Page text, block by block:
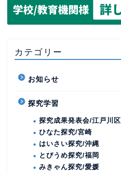
カテゴリー
お知らせ
探究学習
探究成果発表会/江戸川区
ひなた探究/宮崎
はいさい探究/沖縄
とびうめ探究/福岡
みきゃん探究/愛媛